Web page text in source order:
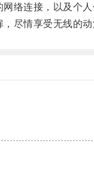
连接，以及个人
尽情享受无线的动